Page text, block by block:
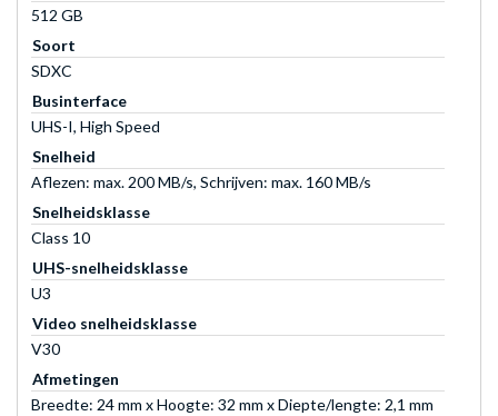
512 GB
Soort
SDXC
Businterface
UHS-I, High Speed
Snelheid
Aflezen: max. 200 MB/s, Schrijven: max. 160 MB/s
Snelheidsklasse
Class 10
UHS-snelheidsklasse
U3
Video snelheidsklasse
V30
Afmetingen
Breedte: 24 mm x Hoogte: 32 mm x Diepte/lengte: 2,1 mm